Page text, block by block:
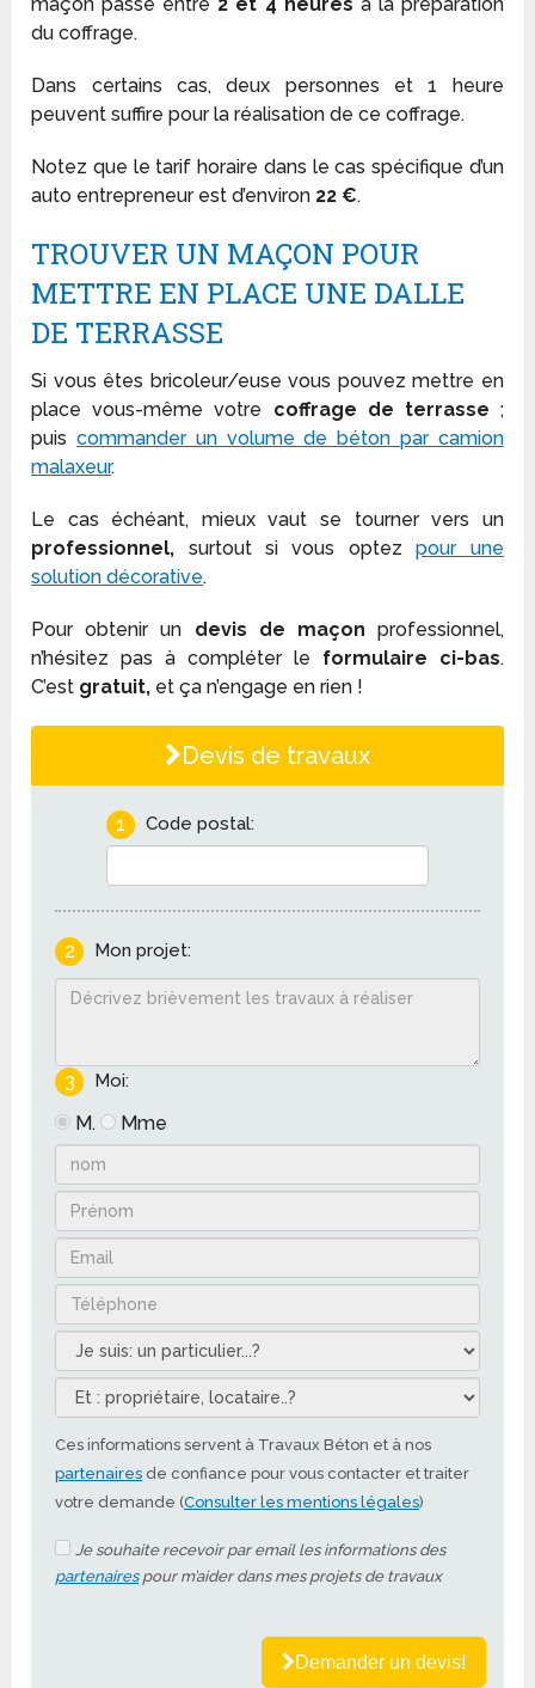
du coffrage.
Dans certains cas, deux personnes et 1 heure
peuvent suffire pour la réalisation de ce coffrage.
Notez que le tarif horaire dans le cas spécifique d’un
auto entrepreneur est d’environ 22 €.
TROUVER UN MAÇON POUR
METTRE EN PLACE UNE DALLE
DE TERRASSE
Si vous êtes bricoleur/euse vous pouvez mettre en
place vous-même votre coffrage de terrasse ;
puis commander un volume de béton par camion
malaxeur.
Le cas échéant, mieux vaut se tourner vers un
professionnel, surtout si vous optezpour une
solution décorative.
Pour obtenir un devis de maçon professionnel,
n’hésitez pas à compléter le formulaire ci-bas.
C’est gratuit, et ça n’engage en rien !
Devis de travaux
1 Code postal:
2 Mon projet:
3 Moi:
M. Mme
Ces informations servent à Travaux Béton et à nos
partenaires de confiance pour vous contacter et traiter
votre demande (Consulter les mentions légales)
Je souhaite recevoir par email les informations des
partenairespour m’aider dans mes projets de travaux
Demander un devis!